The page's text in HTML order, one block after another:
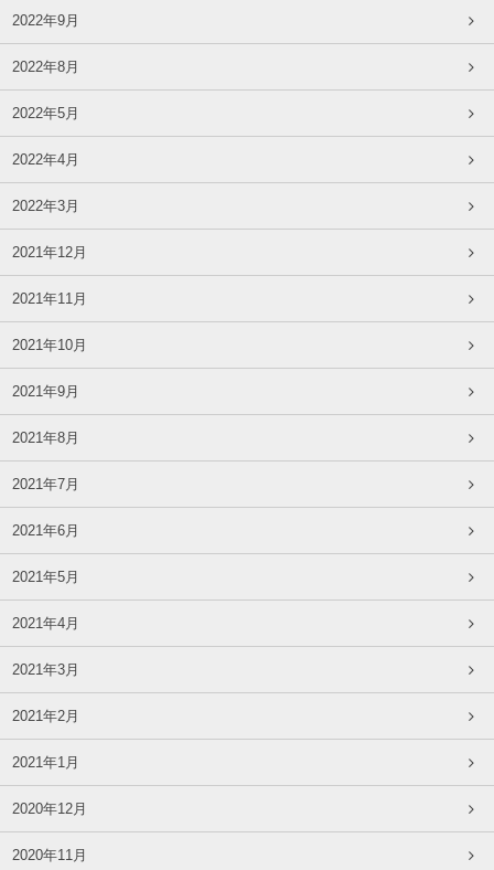
2022年9月
2022年8月
2022年5月
2022年4月
2022年3月
2021年12月
2021年11月
2021年10月
2021年9月
2021年8月
2021年7月
2021年6月
2021年5月
2021年4月
2021年3月
2021年2月
2021年1月
2020年12月
2020年11月